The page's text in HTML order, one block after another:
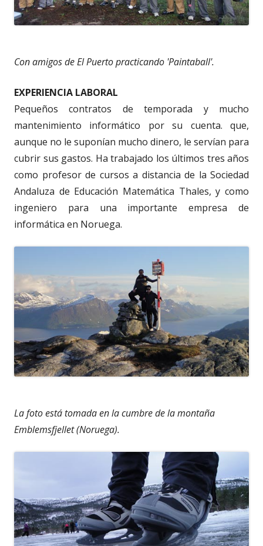
Con amigos de El Puerto practicando 'Paintaball'.
EXPERIENCIA LABORAL
Pequeños contratos de temporada y mucho
mantenimiento informático por su cuenta. que,
aunque no le suponían mucho dinero, le servían para
cubrir sus gastos. Ha trabajado los últimos tres años
como profesor de cursos a distancia de la Sociedad
Andaluza de Educación Matemática Thales, y como
ingeniero para una importante empresa de
informática en Noruega.
La foto está tomada en la cumbre de la montaña
Emblemsfjellet (Noruega).